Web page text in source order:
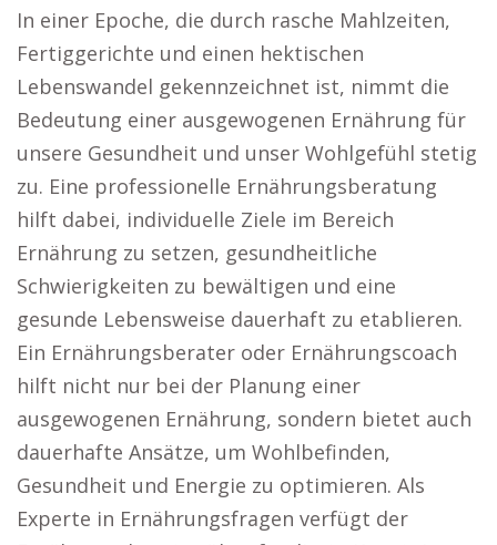
In einer Epoche, die durch rasche Mahlzeiten,
Fertiggerichte und einen hektischen
Lebenswandel gekennzeichnet ist, nimmt die
Bedeutung einer ausgewogenen Ernährung für
unsere Gesundheit und unser Wohlgefühl stetig
zu. Eine professionelle Ernährungsberatung
hilft dabei, individuelle Ziele im Bereich
Ernährung zu setzen, gesundheitliche
Schwierigkeiten zu bewältigen und eine
gesunde Lebensweise dauerhaft zu etablieren.
Ein Ernährungsberater oder Ernährungscoach
hilft nicht nur bei der Planung einer
ausgewogenen Ernährung, sondern bietet auch
dauerhafte Ansätze, um Wohlbefinden,
Gesundheit und Energie zu optimieren. Als
Experte in Ernährungsfragen verfügt der